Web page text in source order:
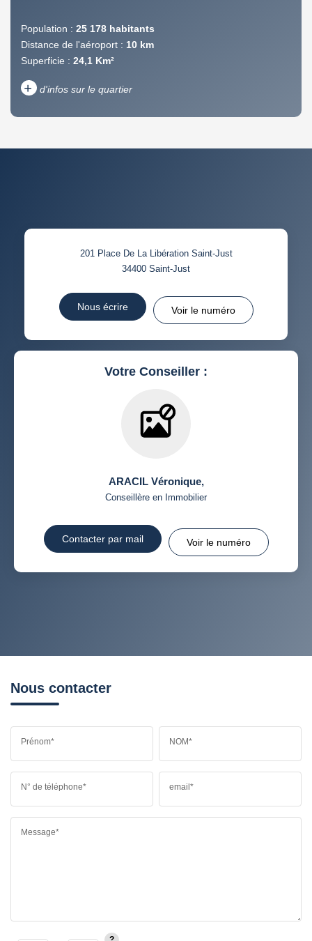
Population : 25 178 habitants
Distance de l'aéroport : 10 km
Superficie : 24,1 Km²
+ d'infos sur le quartier
TAXE FONCIÈRE
PART DES MÉNAGES SANS
VOITURE
DISTANCE DE L'AÉROPORT : SUPERFICIE :
RÉSULTATS DES LYCÉES
RESTAURANTS ET CAFÉS COMMERCES
201 Place De La Libération Saint-Just
34400 Saint-Just
Nous écrire Voir le numéro
Votre Conseiller :
ARACIL Véronique,
Conseillère en Immobilier
Contacter par mail Voir le numéro
Nous contacter
Prénom* NOM*
N° de téléphone* email*
Message*